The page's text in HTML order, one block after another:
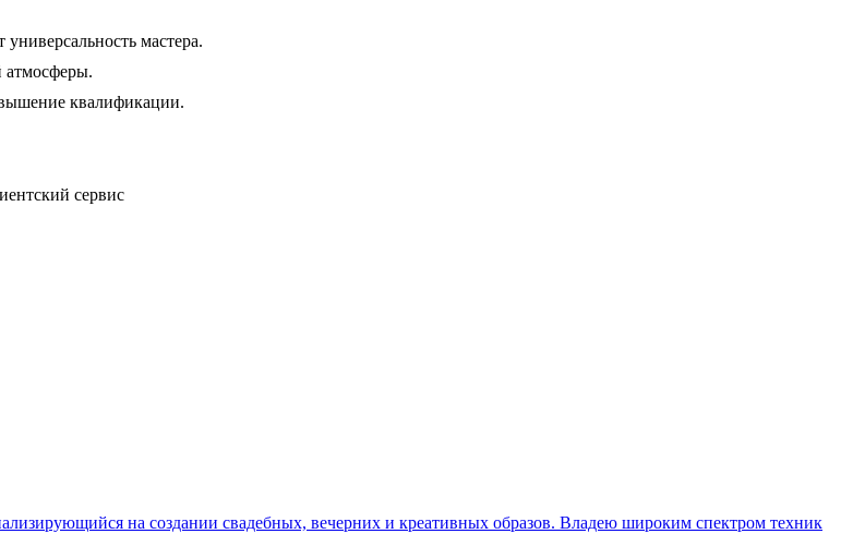
мастера.
атмосферы.
квалификации.
сервис
на создании свадебных, вечерних и креативных образов. Владею широким спектром техник